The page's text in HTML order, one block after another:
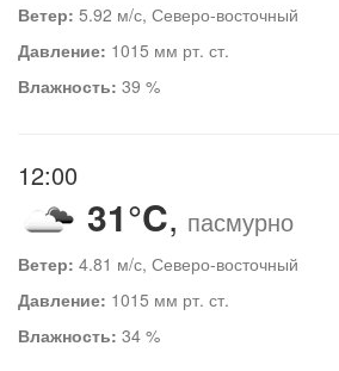
Ветер: 5.92 м/с, Северо-восточный
Давление: 1015 мм рт. ст.
Влажность: 39 %
12:00
31°C, пасмурно
Ветер: 4.81 м/с, Северо-восточный
Давление: 1015 мм рт. ст.
Влажность: 34 %